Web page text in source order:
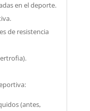
en el deporte.
de resistencia
(antes,